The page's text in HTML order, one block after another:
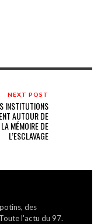
NEXT POST
INSTITUTIONS
AUTOUR DE
LA MÉMOIRE DE
L’ESCLAVAGE
des
l'actu du 97.